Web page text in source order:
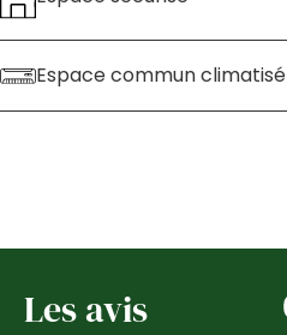
Espace commun climatisé
Les avis